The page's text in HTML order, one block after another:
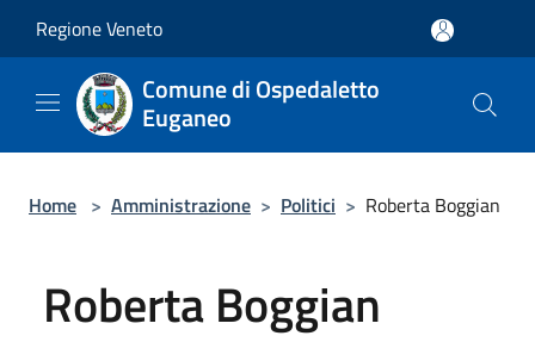
Regione Veneto
Comune di Ospedaletto
Euganeo
Home > Amministrazione > Politici > Roberta Boggian
Roberta Boggian